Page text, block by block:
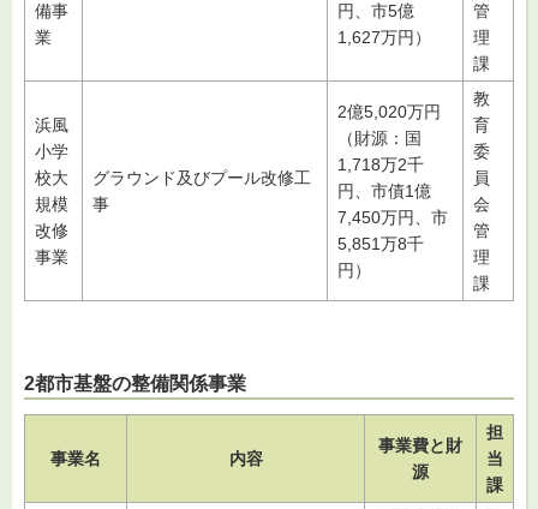
備事
業
円、市5億
1,627万円）
管
理
課
浜風
小学
校大
規模
改修
事業
グラウンド及びプール改修工
事
2億5,020万円
（財源：国
1,718万2千
円、市債1億
7,450万円、市
5,851万8千
円）
教
育
委
員
会
管
理
課
2都市基盤の整備関係事業
事業名 内容
事業費と財
源
担
当
課